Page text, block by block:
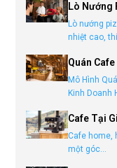
Lò Nướng
Lò nướng
nhiệt cao,
Quán Cafe
Mô Hình
Kinh Doanh
Cafe Tại
Cafe home,
một góc...